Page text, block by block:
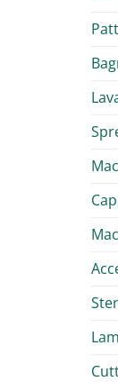
AISI304 con
+ IVA